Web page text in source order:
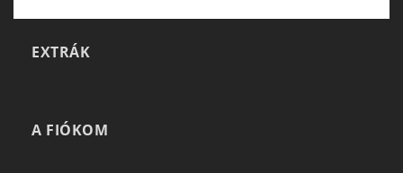
EXTRÁK
A FIÓKOM